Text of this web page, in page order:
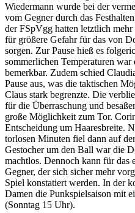
Wiedermann wurde bei der
vom Gegner durch das
der FSpVgg hatten letztlich
für größere Gefahr für das von
sorgen. Zur Pause hieß es
sommerlichen Temperaturen
bemerkbar. Zudem schied
Pause aus, was die taktischen
Claus stark begrenzte. Die
für die Überraschung und
große Möglichkeit zum Tor.
Entscheidung um Haaresbreite.
torlosen Minuten fiel dann auf
Gestocher um den Ball war die
machtlos. Dennoch kann für das
Gegner, der sich sicher mehr
Spiel konstatiert werden. In der
Damen die Punkspielsaison mit
(Sonntag 15 Uhr).